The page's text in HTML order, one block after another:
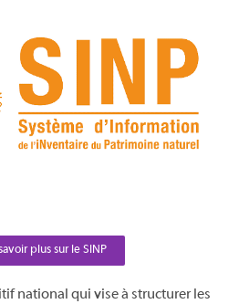
plus sur le SINP
national qui vise à structurer les